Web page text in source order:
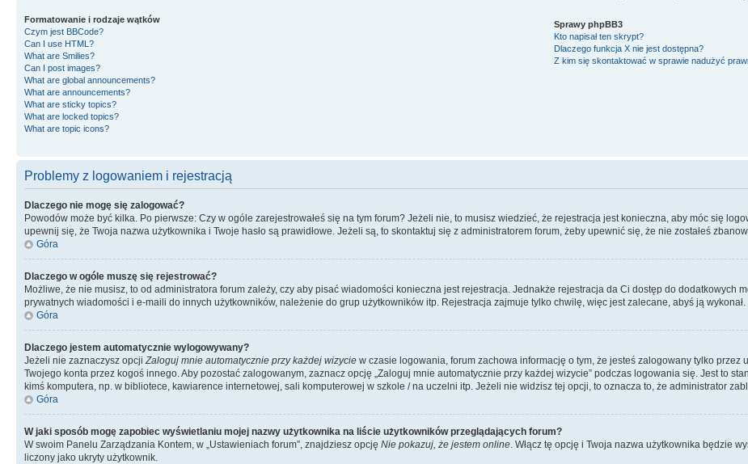
Formatowanie i rodzaje wątków
Czym jest BBCode?
Can I use HTML?
What are Smilies?
Can I post images?
What are global announcements?
What are announcements?
What are sticky topics?
What are locked topics?
What are topic icons?
Sprawy phpBB3
Kto napisał ten skrypt?
Dlaczego funkcja X nie jest dostępna?
Z kim się skontaktować w sprawie nadużyć
Problemy z logowaniem i rejestracją
Dlaczego nie mogę się zalogować?
Powodów może być kilka. Po pierwsze: Czy w ogóle zarejestrowałeś się na tym forum? Jeżeli nie, to musisz wiedzieć, że rejestracja jest konieczna, aby móc się
upewnij się, że Twoja nazwa użytkownika i Twoje hasło są prawidłowe. Jeżeli są, to skontaktuj się z administratorem forum, żeby upewnić się, że nie zostałeś
Góra
Dlaczego w ogóle muszę się rejestrować?
Możliwe, że nie musisz, to od administratora forum zależy, czy aby pisać wiadomości konieczna jest rejestracja. Jednakże rejestracja da Ci dostęp do dodatkowych
prywatnych wiadomości i e-maili do innych użytkowników, należenie do grup użytkowników itp. Rejestracja zajmuje tylko chwilę, więc jest zalecane, abyś ją wykonał.
Góra
Dlaczego jestem automatycznie wylogowywany?
Jeżeli nie zaznaczysz opcjiZaloguj mnie automatycznie przy każdej wizycie w czasie logowania, forum zachowa informację o tym, że jesteś zalogowany tylko
Twojego konta przez kogoś innego. Aby pozostać zalogowanym, zaznacz opcję „Zaloguj mnie automatycznie przy każdej wizycie” podczas logowania się. Jest to
kimś komputera, np. w bibliotece, kawiarence internetowej, sali komputerowej w szkole / na uczelni itp. Jeżeli nie widzisz tej opcji, to oznacza to, że administrator
Góra
W jaki sposób mogę zapobiec wyświetlaniu mojej nazwy użytkownika na liście użytkowników przeglądających forum?
W swoim Panelu Zarządzania Kontem, w „Ustawieniach forum”, znajdziesz opcję Nie pokazuj, że jestem online. Włącz tę opcję i Twoja nazwa użytkownika będzie
liczony jako ukryty użytkownik.